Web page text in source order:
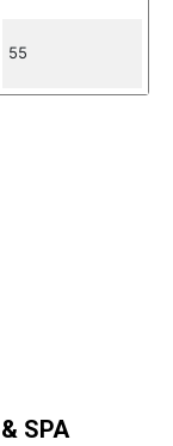
55
SPA